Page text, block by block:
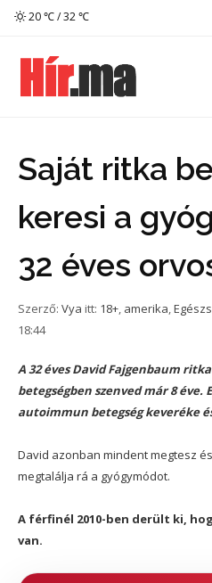
20 ℃ / 32 ℃
Saját ritka
keresi a
32 éves
Szerző: Vya itt: 18+, amerika,
18:44
A 32 éves David Fajgenbaum
betegségben szenved már 8 éve.
autoimmun betegség keveréke
David azonban mindent megtesz
megtalálja rá a gyógymódot.
A férfinél 2010-ben derült ki,
van.